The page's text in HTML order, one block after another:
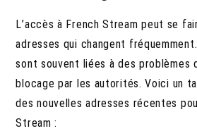
L’accès à French Stream peut se
adresses qui changent
sont souvent liées à des problèmes
blocage par les autorités. Voici un
des nouvelles adresses récentes
Stream :